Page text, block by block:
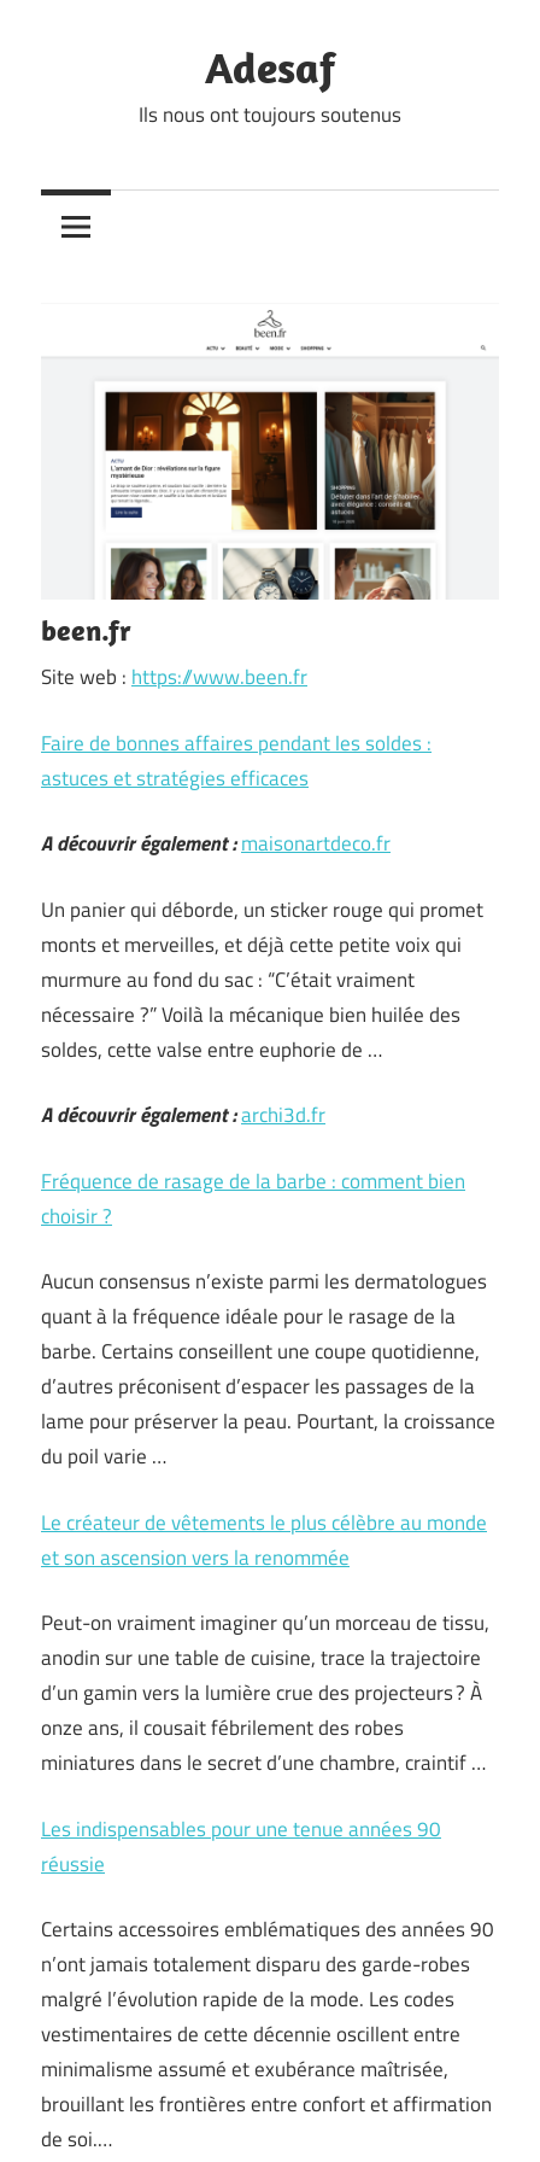
Adesaf
Ils nous ont toujours soutenus
been.fr
Site web : https://www.been.fr
Faire de bonnes affaires pendant les soldes :
astuces et stratégies efficaces
A découvrir également :maisonartdeco.fr
Un panier qui déborde, un sticker rouge qui promet
monts et merveilles, et déjà cette petite voix qui
murmure au fond du sac : “C’était vraiment
nécessaire ?” Voilà la mécanique bien huilée des
soldes, cette valse entre euphorie de …
A découvrir également :archi3d.fr
Fréquence de rasage de la barbe : comment bien
choisir ?
Aucun consensus n’existe parmi les dermatologues
quant à la fréquence idéale pour le rasage de la
barbe. Certains conseillent une coupe quotidienne,
d’autres préconisent d’espacer les passages de la
lame pour préserver la peau. Pourtant, la croissance
du poil varie …
Le créateur de vêtements le plus célèbre au monde
et son ascension vers la renommée
Peut-on vraiment imaginer qu’un morceau de tissu,
anodin sur une table de cuisine, trace la trajectoire
d’un gamin vers la lumière crue des projecteurs ? À
onze ans, il cousait fébrilement des robes
miniatures dans le secret d’une chambre, craintif …
Les indispensables pour une tenue années 90
réussie
Certains accessoires emblématiques des années 90
n’ont jamais totalement disparu des garde-robes
malgré l’évolution rapide de la mode. Les codes
vestimentaires de cette décennie oscillent entre
minimalisme assumé et exubérance maîtrisée,
brouillant les frontières entre confort et affirmation
de soi.…